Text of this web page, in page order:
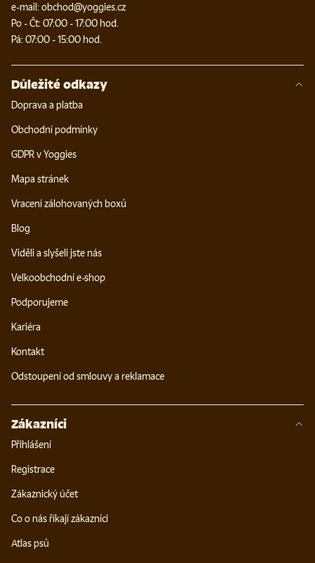
e-mail: obchod@yoggies.cz
Po - Čt: 07:00 - 17:00 hod.
Pá: 07:00 - 15:00 hod.
Důležité odkazy
Doprava a platba
Obchodní podmínky
GDPR v Yoggies
Mapa stránek
Vracení zálohovaných boxů
Blog
Viděli a slyšeli jste nás
Velkoobchodní e-shop
Podporujeme
Kariéra
Kontakt
Odstoupení od smlouvy a reklamace
Zákazníci
Přihlášení
Registrace
Zákaznický účet
Co o nás říkají zákazníci
Atlas psů